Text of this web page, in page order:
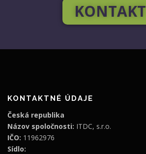
KONTAKT
KONTAKTNÉ ÚDAJE
Česká republika
Názov spoločnosti: ITDC, s.r.o.
IČO: 11962976
Sídlo: